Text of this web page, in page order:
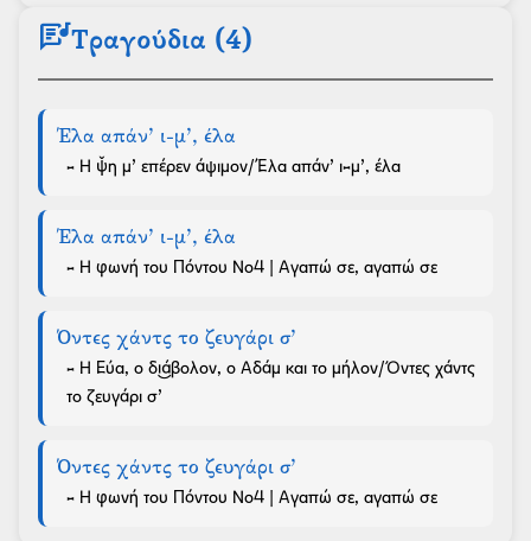
lyricsΤραγούδια (4)
Έλα απάν’ ι-μ’, έλα
- Η ψ̌η μ’ επέρεν άψιμον/Έλα απάν’ ι-μ’, έλα
Έλα απάν’ ι-μ’, έλα
- Η φωνή του Πόντου No4 | Αγαπώ σε, αγαπώ σε
Όντες χάντς το ζευγάρι σ’
- Η Εύα, ο δι͜άβολον, ο Αδάμ και το μήλον/Όντες χάντς
το ζευγάρι σ’
Όντες χάντς το ζευγάρι σ’
- Η φωνή του Πόντου No4 | Αγαπώ σε, αγαπώ σε